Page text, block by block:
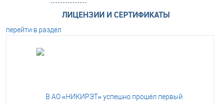
ЛИЦЕНЗИИ И СЕРТИФИКАТЫ
перейти в раздел